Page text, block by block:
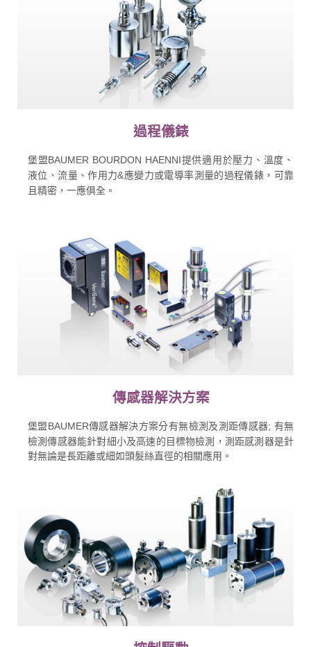
過程儀錶
堡盟BAUMER BOURDON HAENNI提供適用於壓力、溫度、
液位、流量、作用力&應變力或電導率測量的過程儀錶，可靠
且精密，一應俱全。
傳感器解決方案
堡盟BAUMER傳感器解決方案分有無檢測及測距傳感器; 有無
檢測傳感器能針對細小及高速的目標物檢測，測距感測器是針
對無論是長距離或細如頭髮絲直徑的相關應用。